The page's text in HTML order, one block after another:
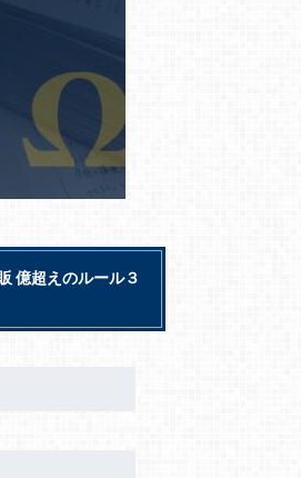
億超えのルール３